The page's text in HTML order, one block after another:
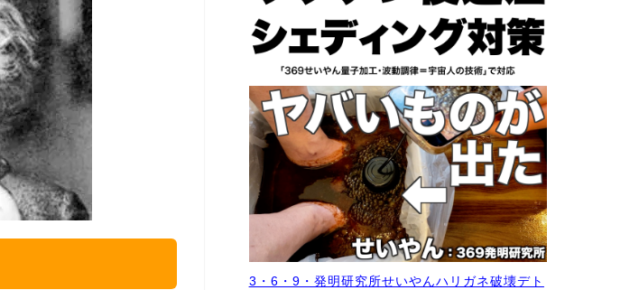
3・6・9・発明研究所せいやんハリガネ破壊デト